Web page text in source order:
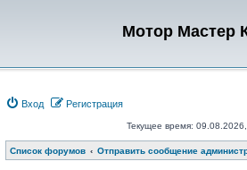
Мотор Мастер
Вход Регистрация
Текущее время:
Список форумов Отправить сообщение